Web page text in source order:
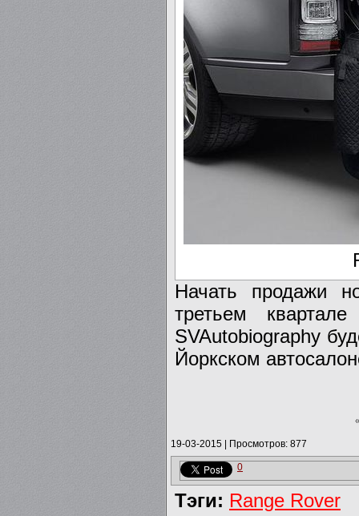
Начать продажи
третьем
SVAutobiography
Йоркском
19-03-2015 Просмотров: 877
0
Тэги: Range Rover